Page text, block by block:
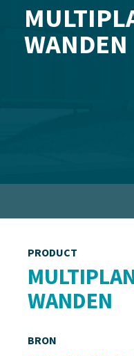
WANDEN
PRODUCT
WANDEN
BRON